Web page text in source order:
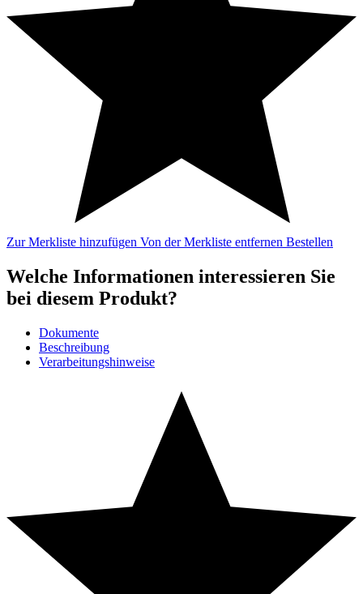
Zur Merkliste hinzufügen Von der Merkliste entfernen Bestellen
Welche Informationen interessieren Sie
bei diesem Produkt?
Dokumente
Beschreibung
Verarbeitungshinweise